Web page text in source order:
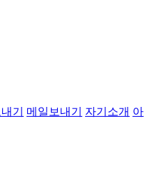
기 메일보내기 자기소개 아